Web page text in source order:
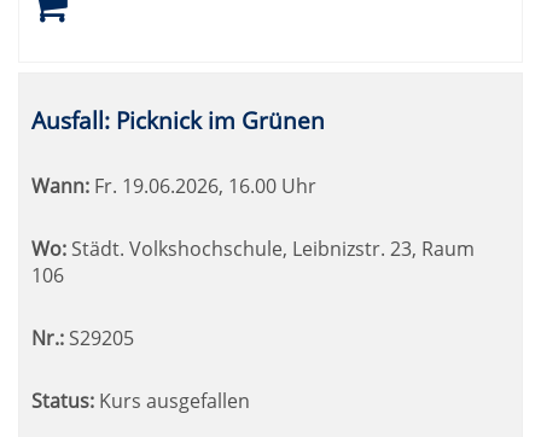
Ausfall: Picknick im Grünen
Wann: Fr. 19.06.2026, 16.00 Uhr
Wo: Städt. Volkshochschule, Leibnizstr. 23, Raum
106
Nr.: S29205
Status: Kurs ausgefallen